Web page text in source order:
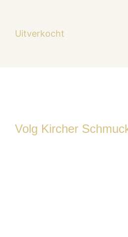
Uitverkocht
Volg Kircher